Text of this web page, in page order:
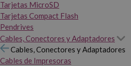
Tarjetas MicroSD
Tarjetas Compact Flash
Pendrives
Cables, Conectores y Adaptadores
Cables, Conectores y Adaptadores
Cables de Impresoras